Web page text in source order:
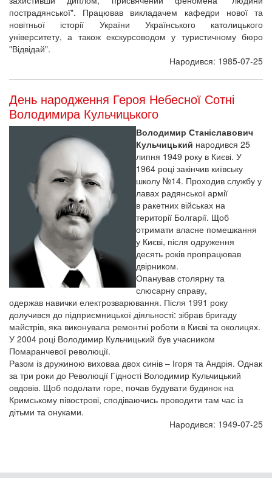
пострадянської". Працював викладачем кафедри нової та
новітньої історії України Українського католицького
університету, а також екскурсоводом у туристичному бюро
"Відвідай".
Народився: 1985-07-25
День народження Героя Небесної Сотні
Володимира Кульчицького
Володимир Станіславович
Кульчицький народився 25
липня 1949 року в Києві. У
1964 році закінчив київську
школу №14. Проходив службу у
лавах радянської армії
в ракетних військах на
території Болгарії. Щоб
отримати власне помешкання
у Києві, після одруження
десять років пропрацював
двірником.
Опанував столярну та
слюсарну справу,
одержав навички електрозварювання. Після 1991 року
долучився до підприємницької діяльності: зібрав бригаду
майстрів, яка виконувала ремонтні роботи в Києві та околицях.
У 2004 році Володимир Кульчицький був учасником
Помаранчевої революції.
Разом із дружиною виховаа двох синів – Ігоря та Андрія. Однак
за три роки до Революції Гідності Володимир Кульчицький
овдовів. Щоб подолати горе, почав будувати будинок на
Кримському півострові, сподіваючись проводити там час із
дітьми та онуками.
Народився: 1949-07-25